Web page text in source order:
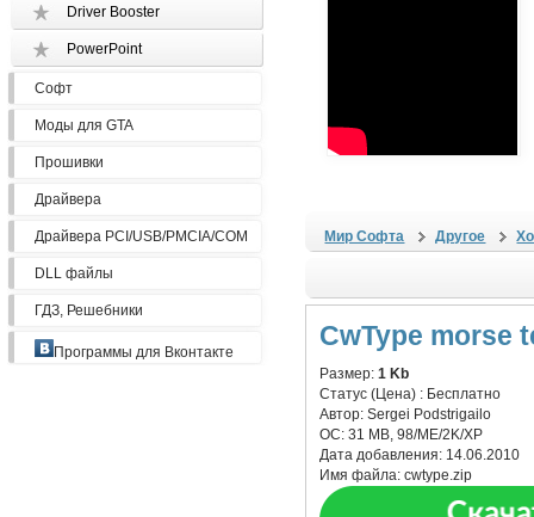
Driver Booster
PowerPoint
Софт
Моды для GTA
Прошивки
Драйвера
Драйвера PCI/USB/PMCIA/COM
DLL файлы
ГДЗ, Решебники
Программы для Вконтакте
Мир Софта Другое
CwType morse
Размер:1 Kb
Статус (Цена) : Бесплатно
Автор:Sergei Podstrigailo
ОС:31 MB, 98/ME/2K/XP
Дата добавления: 14.06.2010
Имя файла:cwtype.zip